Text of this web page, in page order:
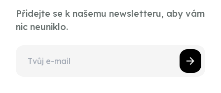
Přidejte se k našemu newsletteru, aby vám
nic neuniklo.